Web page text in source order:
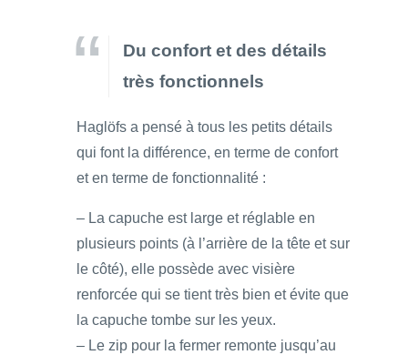
Du confort et des détails
très fonctionnels
Haglöfs a pensé à tous les petits détails
qui font la différence, en terme de confort
et en terme de fonctionnalité :
– La capuche est large et réglable en
plusieurs points (à l’arrière de la tête et sur
le côté), elle possède avec visière
renforcée qui se tient très bien et évite que
la capuche tombe sur les yeux.
– Le zip pour la fermer remonte jusqu’au